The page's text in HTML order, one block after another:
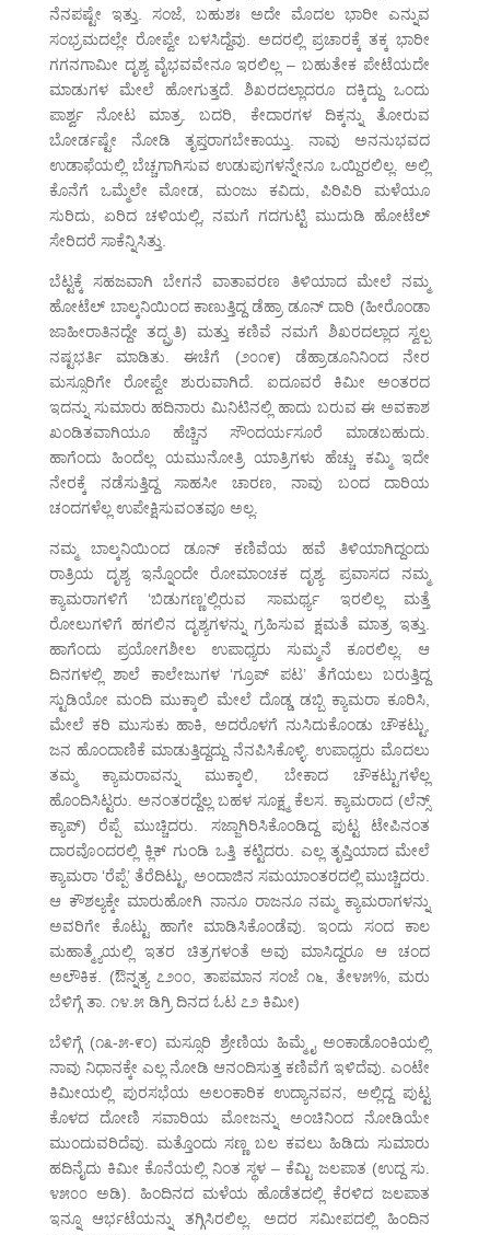
ನೆನಪಷ್ಟೇ ಇತ್ತು. ಸಂಜೆ, ಬಹುಶಃ ಅದೇ ಮೊದಲ ಭಾರೀ ಎನ್ನುವ
ಸಂಭ್ರಮದಲ್ಲೇ ರೋಪ್ವೇ ಬಳಸಿದ್ದೆವು. ಅದರಲ್ಲಿ ಪ್ರಚಾರಕ್ಕೆ ತಕ್ಕ ಭಾರೀ
ಗಗನಗಾಮೀ ದೃಶ್ಯ ವೈಭವವೇನೂ ಇರಲಿಲ್ಲ – ಬಹುತೇಕ ಪೇಟೆಯದೇ
ಮಾಡುಗಳ ಮೇಲೆ ಹೋಗುತ್ತದೆ. ಶಿಖರದಲ್ಲಾದರೂ ದಕ್ಕಿದ್ದು ಒಂದು
ಪಾರ್ಶ್ವ ನೋಟ ಮಾತ್ರ. ಬದರಿ, ಕೇದಾರಗಳ ದಿಕ್ಕನ್ನು ತೋರುವ
ಬೋರ್ಡಷ್ಟೇ ನೋಡಿ ತೃಪ್ತರಾಗಬೇಕಾಯ್ತು. ನಾವು ಅನನುಭವದ
ಉಡಾಫೆಯಲ್ಲಿ ಬೆಚ್ಚಗಾಗಿಸುವ ಉಡುಪುಗಳನ್ನೇನೂ ಒಯ್ದಿರಲಿಲ್ಲ. ಅಲ್ಲಿ
ಕೊನೆಗೆ ಒಮ್ಮೆಲೇ ಮೋಡ, ಮಂಜು ಕವಿದು, ಪಿರಿಪಿರಿ ಮಳೆಯೂ
ಸುರಿದು, ಏರಿದ ಚಳಿಯಲ್ಲಿ, ನಮಗೆ ಗದಗುಟ್ಟಿ ಮುದುಡಿ ಹೋಟೆಲ್
ಸೇರಿದರೆ ಸಾಕೆನ್ನಿಸಿತ್ತು.
ಬೆಟ್ಟಕ್ಕೆ ಸಹಜವಾಗಿ ಬೇಗನೆ ವಾತಾವರಣ ತಿಳಿಯಾದ ಮೇಲೆ ನಮ್ಮ
ಹೋಟೆಲ್ ಬಾಲ್ಕನಿಯಿಂದ ಕಾಣುತ್ತಿದ್ದ ಡೆಹ್ರಾ ಡೂನ್ ದಾರಿ (ಹೀರೊಂಡಾ
ಜಾಹೀರಾತಿನದ್ದೇ ತದ್ಪ್ರತಿ) ಮತ್ತು ಕಣಿವೆ ನಮಗೆ ಶಿಖರದಲ್ಲಾದ ಸ್ವಲ್ಪ
ನಷ್ಟಭರ್ತಿ ಮಾಡಿತು. ಈಚೆಗೆ (೨೦೧೯) ಡೆಹ್ರಾಡೂನಿನಿಂದ ನೇರ
ಮಸ್ಸೂರಿಗೇ ರೋಪ್ವೇ ಶುರುವಾಗಿದೆ. ಐದೂವರೆ ಕಿಮೀ ಅಂತರದ
ಇದನ್ನು ಸುಮಾರು ಹದಿನಾರು ಮಿನಿಟಿನಲ್ಲಿ ಹಾದು ಬರುವ ಈ ಅವಕಾಶ
ಖಂಡಿತವಾಗಿಯೂ ಹೆಚ್ಚಿನ ಸೌಂದರ್ಯಸೂರೆ ಮಾಡಬಹುದು.
ಹಾಗೆಂದು ಹಿಂದೆಲ್ಲ ಯಮುನೋತ್ರಿ ಯಾತ್ರಿಗಳು ಹೆಚ್ಚು ಕಮ್ಮಿ ಇದೇ
ನೇರಕ್ಕೆ ನಡೆಸುತ್ತಿದ್ದ ಸಾಹಸೀ ಚಾರಣ, ನಾವು ಬಂದ ದಾರಿಯ
ಚಂದಗಳೆಲ್ಲ ಉಪೇಕ್ಷಿಸುವಂತವೂ ಅಲ್ಲ.
ನಮ್ಮ ಬಾಲ್ಕನಿಯಿಂದ ಡೂನ್ ಕಣಿವೆಯ ಹವೆ ತಿಳಿಯಾಗಿದ್ದಂದು
ರಾತ್ರಿಯ ದೃಶ್ಯ ಇನ್ನೊಂದೇ ರೋಮಾಂಚಕ ದೃಶ್ಯ. ಪ್ರವಾಸದ ನಮ್ಮ
ಕ್ಯಾಮರಾಗಳಿಗೆ ‘ಬಿಡುಗಣ್ಣ’ಲ್ಲಿರುವ ಸಾಮರ್ಥ್ಯ ಇರಲಿಲ್ಲ ಮತ್ತೆ
ರೋಲುಗಳಿಗೆ ಹಗಲಿನ ದೃಶ್ಯಗಳನ್ನು ಗ್ರಹಿಸುವ ಕ್ಷಮತೆ ಮಾತ್ರ ಇತ್ತು.
ಹಾಗೆಂದು ಪ್ರಯೋಗಶೀಲ ಉಪಾಧ್ಯರು ಸುಮ್ಮನೆ ಕೂರಲಿಲ್ಲ. ಆ
ದಿನಗಳಲ್ಲಿ ಶಾಲೆ ಕಾಲೇಜುಗಳ ‘ಗ್ರೂಪ್ ಪಟ’ ತೆಗೆಯಲು ಬರುತ್ತಿದ್ದ
ಸ್ಟುಡಿಯೋ ಮಂದಿ ಮುಕ್ಕಾಲಿ ಮೇಲೆ ದೊಡ್ಡ ಡಬ್ಬಿ ಕ್ಯಾಮರಾ ಕೂರಿಸಿ,
ಮೇಲೆ ಕರಿ ಮುಸುಕು ಹಾಕಿ, ಅದರೊಳಗೆ ನುಸಿದುಕೊಂಡು ಚೌಕಟ್ಟು,
ಜನ ಹೊಂದಾಣಿಕೆ ಮಾಡುತ್ತಿದ್ದದ್ದು ನೆನಪಿಸಿಕೊಳ್ಳಿ. ಉಪಾಧ್ಯರು ಮೊದಲು
ತಮ್ಮ ಕ್ಯಾಮರಾವನ್ನು ಮುಕ್ಕಾಲಿ, ಬೇಕಾದ ಚೌಕಟ್ಟುಗಳೆಲ್ಲ
ಹೊಂದಿಸಿಟ್ಟರು. ಅನಂತರದ್ದೆಲ್ಲ ಬಹಳ ಸೂಕ್ಷ್ಮ ಕೆಲಸ. ಕ್ಯಾಮರಾದ (ಲೆನ್ಸ್
ಕ್ಯಾಪ್) ರೆಪ್ಪೆ ಮುಚ್ಚಿದರು. ಸಜ್ಜಾಗಿರಿಸಿಕೊಂಡಿದ್ದ ಪುಟ್ಟ ಟೇಪಿನಂತ
ದಾರವೊಂದರಲ್ಲಿ ಕ್ಲಿಕ್ ಗುಂಡಿ ಒತ್ತಿ ಕಟ್ಟಿದರು. ಎಲ್ಲ ತೃಪ್ತಿಯಾದ ಮೇಲೆ
ಕ್ಯಾಮರಾ ‘ರೆಪ್ಪೆ’ ತೆರೆದಿಟ್ಟು, ಅಂದಾಜಿನ ಸಮಯಾಂತರದಲ್ಲಿ ಮುಚ್ಚಿದರು.
ಆ ಕೌಶಲ್ಯಕ್ಕೇ ಮಾರುಹೋಗಿ ನಾನೂ ರಾಜನೂ ನಮ್ಮ ಕ್ಯಾಮರಾಗಳನ್ನು
ಅವರಿಗೇ ಕೊಟ್ಟು ಹಾಗೇ ಮಾಡಿಸಿಕೊಂಡೆವು. ಇಂದು ಸಂದ ಕಾಲ
ಮಹಾತ್ಮ್ಯೆಯಲ್ಲಿ ಇತರ ಚಿತ್ರಗಳಂತೆ ಅವು ಮಾಸಿದ್ದರೂ ಆ ಚಂದ
ಅಲೌಕಿಕ. (ಔನ್ನತ್ಯ ೭೨೦೦, ತಾಪಮಾನ ಸಂಜೆ ೧೬, ತೇ೪೫%, ಮರು
ಬೆಳಿಗ್ಗೆ ತಾ. ೧೪.೫ ಡಿಗ್ರಿ ದಿನದ ಓಟ ೭೨ ಕಿಮೀ)
ಬೆಳಿಗ್ಗೆ (೧೩-೫-೯೦) ಮಸ್ಸೂರಿ ಶ್ರೇಣಿಯ ಹಿಮ್ಮೈ ಅಂಕಾಡೊಂಕಿಯಲ್ಲಿ
ನಾವು ನಿಧಾನಕ್ಕೇ ಎಲ್ಲ ನೋಡಿ ಆನಂದಿಸುತ್ತ ಕಣಿವೆಗೆ ಇಳಿದೆವು. ಎಂಟೇ
ಕಿಮೀಯಲ್ಲಿ ಪುರಸಭೆಯ ಅಲಂಕಾರಿಕ ಉದ್ಯಾನವನ, ಅಲ್ಲಿದ್ದ ಪುಟ್ಟ
ಕೊಳದ ದೋಣಿ ಸವಾರಿಯ ಮೋಜನ್ನು ಅಂಚಿನಿಂದ ನೋಡಿಯೇ
ಮುಂದುವರಿದೆವು. ಮತ್ತೊಂದು ಸಣ್ಣ ಬಲ ಕವಲು ಹಿಡಿದು ಸುಮಾರು
ಹದಿನೈದು ಕಿಮೀ ಕೊನೆಯಲ್ಲಿ ನಿಂತ ಸ್ಥಳ – ಕೆಮ್ಟಿ ಜಲಪಾತ (ಉದ್ದ ಸು.
೪೫೦೦ ಅಡಿ). ಹಿಂದಿನದ ಮಳೆಯ ಹೊಡೆತದಲ್ಲಿ ಕೆರಳಿದ ಜಲಪಾತ
ಇನ್ನೂ ಆರ್ಭಟೆಯನ್ನು ತಗ್ಗಿಸಿರಲಿಲ್ಲ. ಅದರ ಸಮೀಪದಲ್ಲಿ ಹಿಂದಿನ